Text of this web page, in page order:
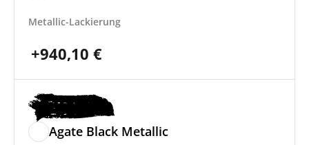
Metallic-Lackierung
+940,10 €
Agate Black Metallic